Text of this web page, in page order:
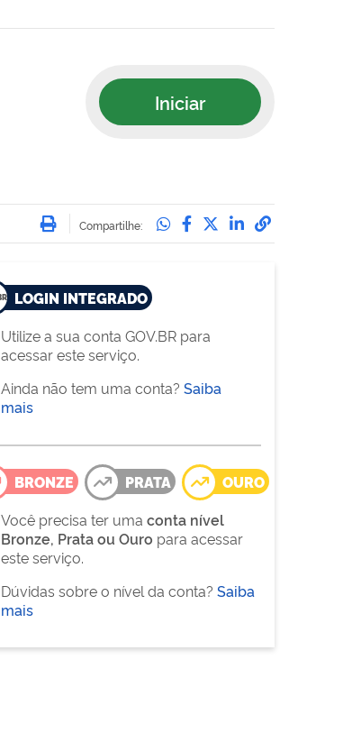
Iniciar
Imprimir
Compartilhe: Compartilhe no
Compartilhe no
Compartilhe no
Compartilhe
LOGIN INTEGRADO
Utilize a sua conta GOV.BR para
acessar este serviço.
Ainda não tem uma conta? Saiba
mais
BRONZE PRATA
OURO
Você precisa ter uma conta nível
Bronze, Prata ou Ouro para acessar
este serviço.
Dúvidas sobre o nível da conta? Saiba
mais